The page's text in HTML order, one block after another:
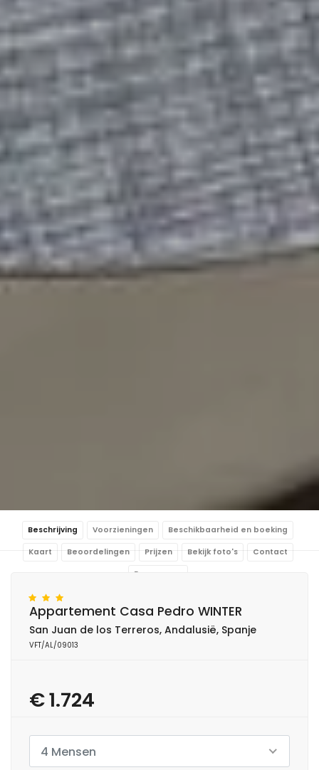
Beschrijving Voorzieningen Beschikbaarheid en boeking
Kaart Beoordelingen Prijzen Bekijk foto's Contact
Reserveren
Appartement Casa Pedro WINTER
San Juan de los Terreros, Andalusië, Spanje
VFT/AL/09013
€ 1.724
4 Mensen